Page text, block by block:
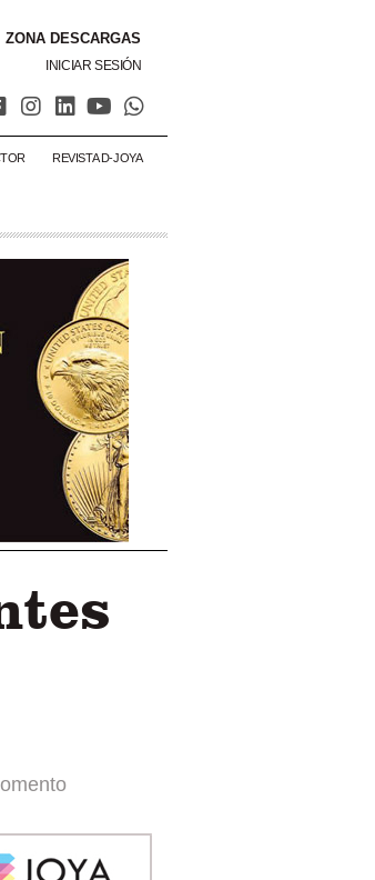
ZONA DESCARGAS
INICIAR SESIÓN
REVISTA D-JOYA